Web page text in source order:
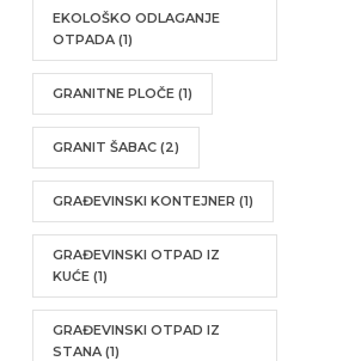
EKOLOŠKO ODLAGANJE
OTPADA (1)
GRANITNE PLOČE (1)
GRANIT ŠABAC (2)
GRAĐEVINSKI KONTEJNER (1)
GRAĐEVINSKI OTPAD IZ
KUĆE (1)
GRAĐEVINSKI OTPAD IZ
STANA (1)